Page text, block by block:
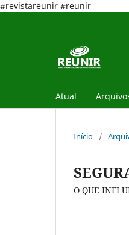
#revistareunir #reunir
Atual
Início /
O QUE